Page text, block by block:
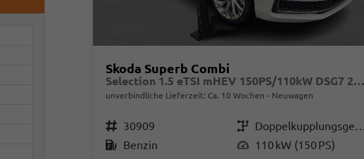
Skoda Superb Combi
Selection 1.5 eTSI mHEV 150PS/110kW DSG7 2026
unverbindliche Lieferzeit: Ca. 10 Wochen Neuwagen
Fahrzeugnr. 30909 Getriebe
Doppelkupplungsgetriebe (DSG)
Kraftstoff Benzin Leistung 110 kW (150 PS)